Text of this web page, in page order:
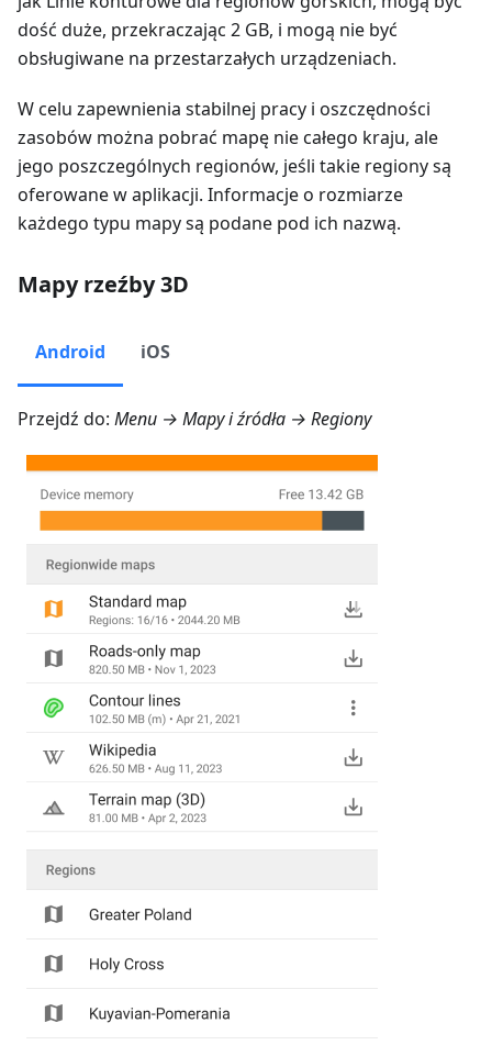
dość duże, przekraczając 2 GB, i mogą nie być
obsługiwane na przestarzałych urządzeniach.
W celu zapewnienia stabilnej pracy i oszczędności
zasobów można pobrać mapę nie całego kraju, ale
jego poszczególnych regionów, jeśli takie regiony są
oferowane w aplikacji. Informacje o rozmiarze
każdego typu mapy są podane pod ich nazwą.
Mapy rzeźby 3D
Android iOS
Przejdź do: Menu → Mapy i źródła → Regiony